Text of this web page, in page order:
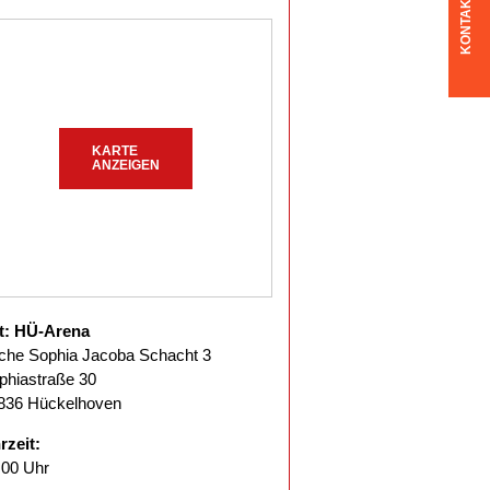
KONTAKT
KARTE
ANZEIGEN
HÜ-Arena
Sophia Jacoba Schacht 3
30
Hückelhoven
Uhr